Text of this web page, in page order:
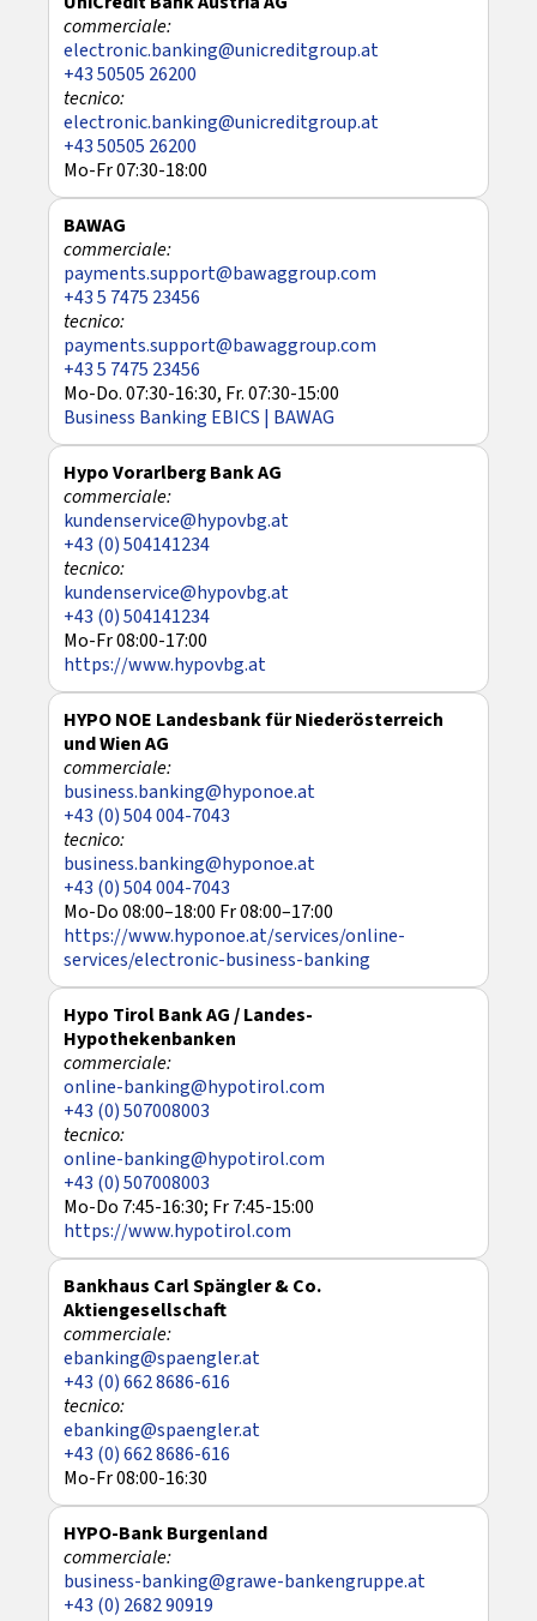
electronic.banking@unicreditgroup.at
+43 50505 26200
electronic.banking@unicreditgroup.at
+43 50505 26200
Mo-Fr 07:30-18:00
BAWAG
payments.support@bawaggroup.com
+43 5 7475 23456
payments.support@bawaggroup.com
+43 5 7475 23456
Mo-Do. 07:30-16:30, Fr. 07:30-15:00
Business Banking EBICS | BAWAG
Hypo Vorarlberg Bank AG
kundenservice@hypovbg.at
+43 (0) 504141234
kundenservice@hypovbg.at
+43 (0) 504141234
Mo-Fr 08:00-17:00
https://www.hypovbg.at
HYPO NOE Landesbank für Niederösterreich
und Wien AG
business.banking@hyponoe.at
+43 (0) 504 004-7043
business.banking@hyponoe.at
+43 (0) 504 004-7043
Mo-Do 08:00–18:00 Fr 08:00–17:00
https://www.hyponoe.at/services/online-
services/electronic-business-banking
Hypo Tirol Bank AG / Landes-
Hypothekenbanken
online-banking@hypotirol.com
+43 (0) 507008003
online-banking@hypotirol.com
+43 (0) 507008003
Mo-Do 7:45-16:30; Fr 7:45-15:00
https://www.hypotirol.com
Bankhaus Carl Spängler & Co.
Aktiengesellschaft
ebanking@spaengler.at
+43 (0) 662 8686-616
ebanking@spaengler.at
+43 (0) 662 8686-616
Mo-Fr 08:00-16:30
HYPO-Bank Burgenland
business-banking@grawe-bankengruppe.at
+43 (0) 2682 90919